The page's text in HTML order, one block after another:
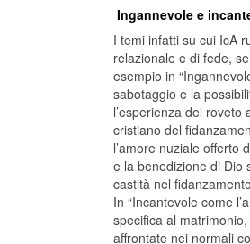
Ingannevole e
I temi infatti su cui IcA
relazionale e di fede,
esempio in
sabotaggio e la
l’esperienza del
cristiano del
l’amore nuziale offerto
e la benedizione di Dio
castità nel
In “Incantevole come
specifica al
affrontate nei normali